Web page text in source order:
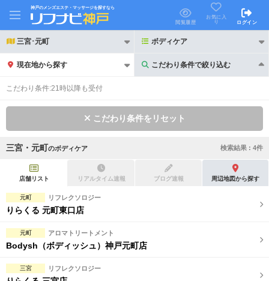
神戸のメンズエステ・マッサージを探すなら
閲覧履歴
お気に入
り
ログイン
三宮･元町 ボディケア
現在地から探す こだわり条件で絞り込む
こだわり条件で絞り込む
初回割引あり リピーター割引あり
団体割引
2名様歓迎
完全個室
こだわり条件:21時以降も受付
こだわり条件をリセット
三宮・元町のボディケア 検索結果 : 4件
店舗リスト リアルタイム速報 ブログ速報 周辺地図から探す
元町 リフレクソロジー
りらくる 元町東口店
元町 アロマトリートメント
Bodysh（ボディッシュ）神戸元町店
三宮 リフレクソロジー